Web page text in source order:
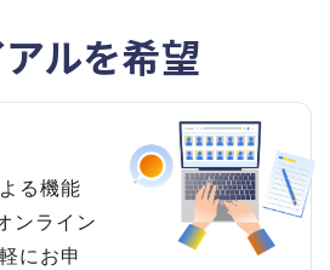
アルを希望
る機能
ンライン
にお申